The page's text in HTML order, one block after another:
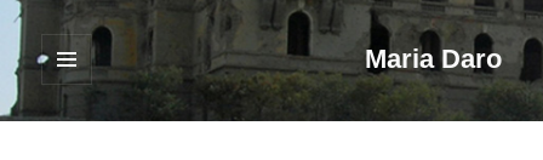
Maria Daro
فهرست
ابزارک‌ها